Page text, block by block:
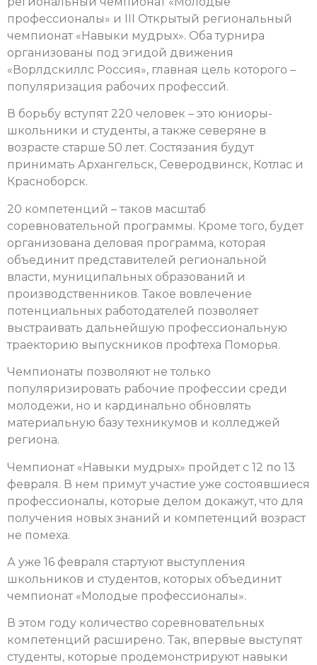
профессионалы» и III Открытый региональный
чемпионат «Навыки мудрых». Оба турнира
организованы под эгидой движения
«Ворлдскиллс Россия», главная цель которого –
популяризация рабочих профессий.
В борьбу вступят 220 человек – это юниоры-
школьники и студенты, а также северяне в
возрасте старше 50 лет. Состязания будут
принимать Архангельск, Северодвинск, Котлас и
Красноборск.
20 компетенций – таков масштаб
соревновательной программы. Кроме того, будет
организована деловая программа, которая
объединит представителей региональной
власти, муниципальных образований и
производственников. Такое вовлечение
потенциальных работодателей позволяет
выстраивать дальнейшую профессиональную
траекторию выпускников профтеха Поморья.
Чемпионаты позволяют не только
популяризировать рабочие профессии среди
молодежи, но и кардинально обновлять
материальную базу техникумов и колледжей
региона.
Чемпионат «Навыки мудрых» пройдет с 12 по 13
февраля. В нем примут участие уже состоявшиеся
профессионалы, которые делом докажут, что для
получения новых знаний и компетенций возраст
не помеха.
А уже 16 февраля стартуют выступления
школьников и студентов, которых объединит
чемпионат «Молодые профессионалы».
В этом году количество соревновательных
компетенций расширено. Так, впервые выступят
студенты, которые продемонстрируют навыки